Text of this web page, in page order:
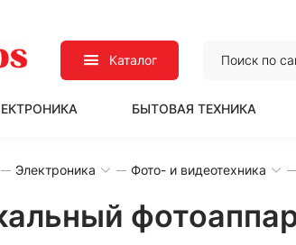
Каталог
БЫТОВАЯ ТЕХНИКА
Электроника Фото- и видеотехника